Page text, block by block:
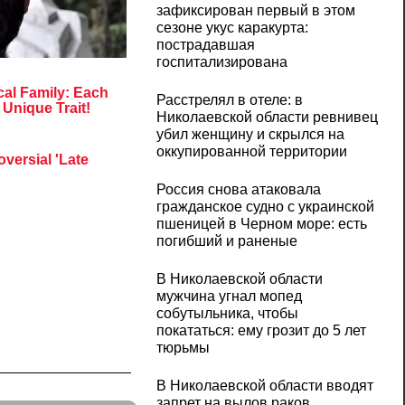
зафиксирован первый в этом
сезоне укус каракурта:
пострадавшая
госпитализирована
Расстрелял в отеле: в
Николаевской области ревнивец
убил женщину и скрылся на
оккупированной территории
Россия снова атаковала
гражданское судно с украинской
пшеницей в Черном море: есть
погибший и раненые
В Николаевской области
мужчина угнал мопед
собутыльника, чтобы
покататься: ему грозит до 5 лет
тюрьмы
В Николаевской области вводят